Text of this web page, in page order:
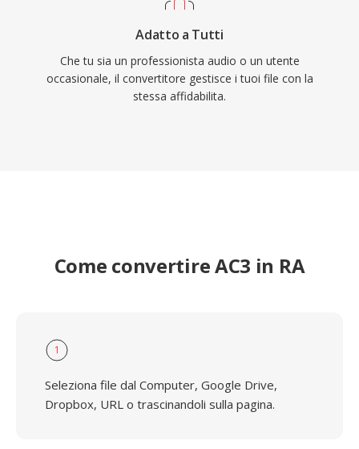
Adatto a Tutti
Che tu sia un professionista audio o un utente
occasionale, il convertitore gestisce i tuoi file con la
stessa affidabilita.
Come convertire AC3 in RA
1
Seleziona file dal Computer, Google Drive,
Dropbox, URL o trascinandoli sulla pagina.